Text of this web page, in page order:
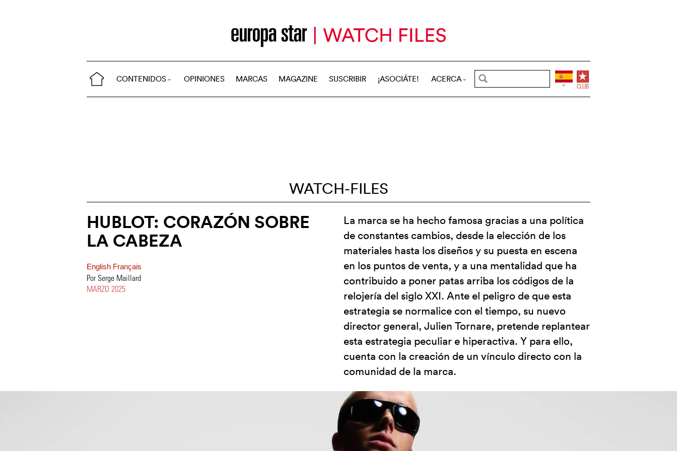
CONTENIDOS OPINIONES MARCAS MAGAZINE SUSCRIBIR ¡ASOCIÁTE! ACERCA
WATCH-FILES
HUBLOT: CORAZÓN SOBRE
LA CABEZA
English Français
Por Serge Maillard
MARZO 2025
La marca se ha hecho famosa gracias a una política
de constantes cambios, desde la elección de los
materiales hasta los diseños y su puesta en escena
en los puntos de venta, y a una mentalidad que ha
contribuido a poner patas arriba los códigos de la
relojería del siglo XXI. Ante el peligro de que esta
estrategia se normalice con el tiempo, su nuevo
director general, Julien Tornare, pretende replantear
esta estrategia peculiar e hiperactiva. Y para ello,
cuenta con la creación de un vínculo directo con la
comunidad de la marca.